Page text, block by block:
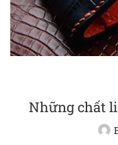
Những chất